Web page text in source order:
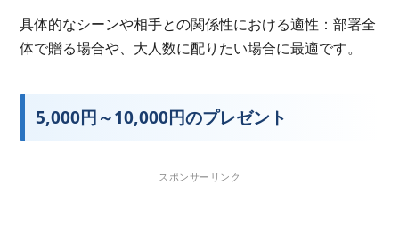
具体的なシーンや相手との関係性における適性：部署全
体で贈る場合や、大人数に配りたい場合に最適です。
5,000円～10,000円のプレゼント